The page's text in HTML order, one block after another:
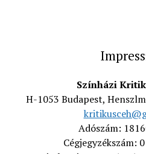
Színházi
H-1053 Budapest,
Adószám:
Cégjegyzékszám: